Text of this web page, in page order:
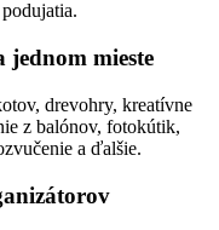
mieste
drevohry, kreatívne
z balónov, fotokútik,
a ďalšie.